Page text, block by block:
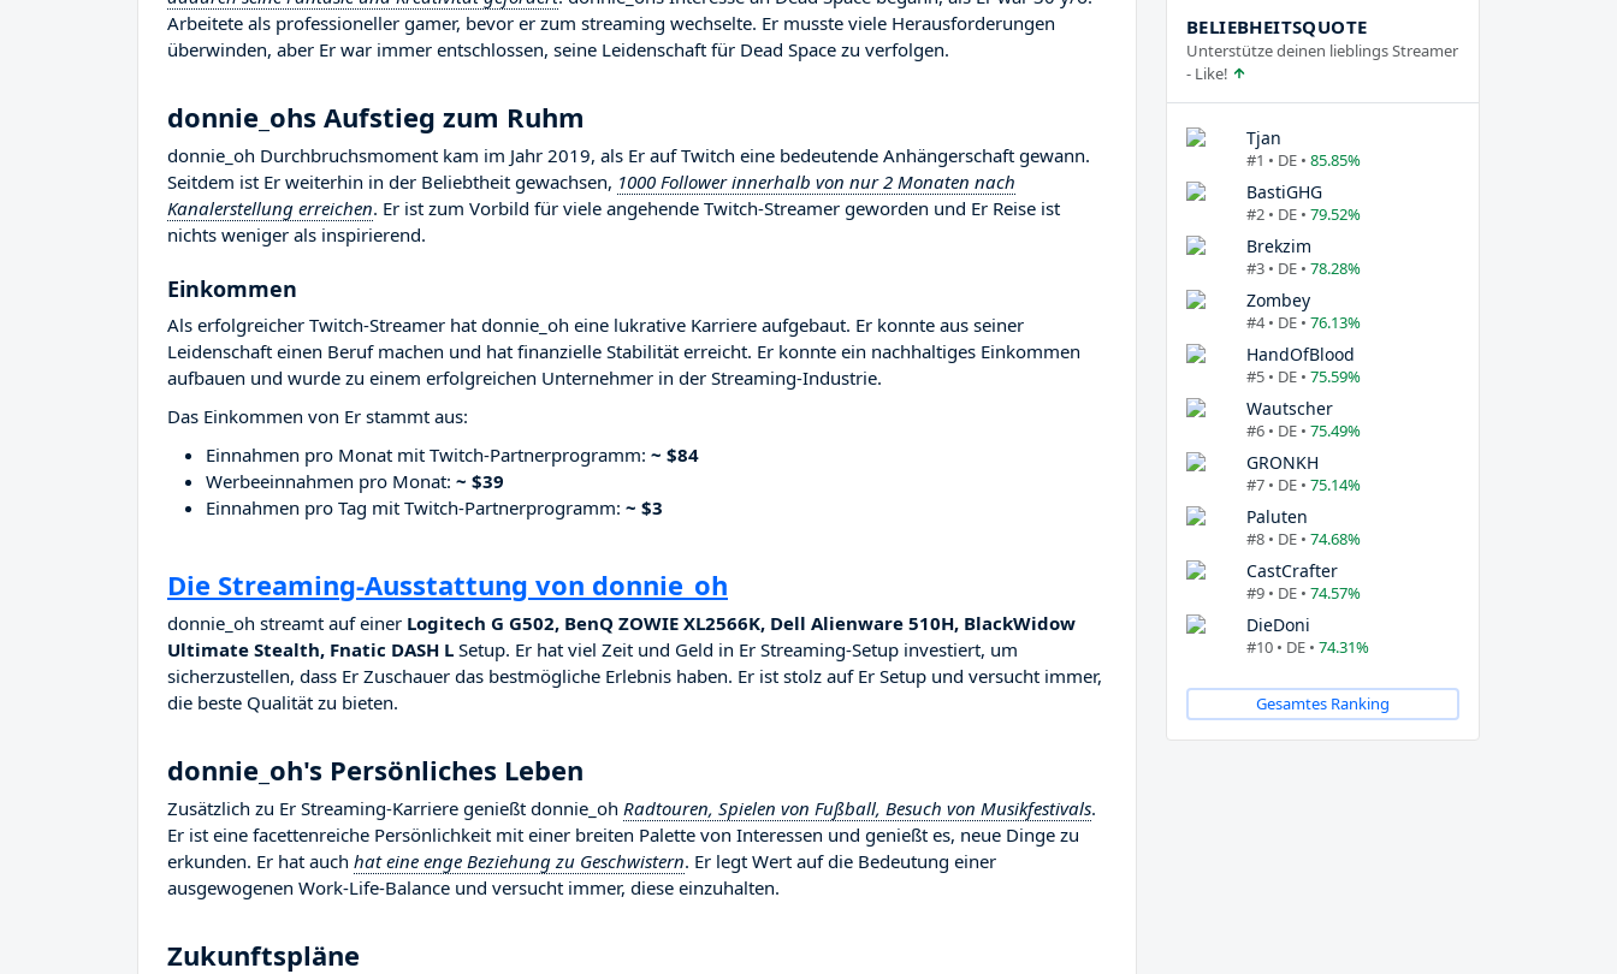
Arbeitete als professioneller gamer, bevor er zum streaming wechselte. Er musste viele Herausforderungen
überwinden, aber Er war immer entschlossen, seine Leidenschaft für Dead Space zu verfolgen.
donnie_ohs Aufstieg zum Ruhm
donnie_oh Durchbruchsmoment kam im Jahr 2019, als Er auf Twitch eine bedeutende Anhängerschaft gewann.
Seitdem ist Er weiterhin in der Beliebtheit gewachsen, 1000 Follower innerhalb von nur 2 Monaten nach
Kanalerstellung erreichen. Er ist zum Vorbild für viele angehende Twitch-Streamer geworden und Er Reise ist
nichts weniger als inspirierend.
Einkommen
Als erfolgreicher Twitch-Streamer hat donnie_oh eine lukrative Karriere aufgebaut. Er konnte aus seiner
Leidenschaft einen Beruf machen und hat finanzielle Stabilität erreicht. Er konnte ein nachhaltiges Einkommen
aufbauen und wurde zu einem erfolgreichen Unternehmer in der Streaming-Industrie.
Das Einkommen von Er stammt aus:
Einnahmen pro Monat mit Twitch-Partnerprogramm: ~ $84
Werbeeinnahmen pro Monat: ~ $39
Einnahmen pro Tag mit Twitch-Partnerprogramm: ~ $3
Die Streaming-Ausstattung von donnie_oh
donnie_oh streamt auf einer Logitech G G502, BenQ ZOWIE XL2566K, Dell Alienware 510H, BlackWidow
Ultimate Stealth, Fnatic DASH L Setup. Er hat viel Zeit und Geld in Er Streaming-Setup investiert, um
sicherzustellen, dass Er Zuschauer das bestmögliche Erlebnis haben. Er ist stolz auf Er Setup und versucht immer,
die beste Qualität zu bieten.
donnie_oh's Persönliches Leben
Zusätzlich zu Er Streaming-Karriere genießt donnie_oh Radtouren, Spielen von Fußball, Besuch von Musikfestivals.
Er ist eine facettenreiche Persönlichkeit mit einer breiten Palette von Interessen und genießt es, neue Dinge zu
erkunden. Er hat auch hat eine enge Beziehung zu Geschwistern. Er legt Wert auf die Bedeutung einer
ausgewogenen Work-Life-Balance und versucht immer, diese einzuhalten.
Zukunftspläne
BELIEBHEITSQUOTE
Unterstütze deinen lieblings Streamer
- Like!
Tjan
#1 • DE • 85.85%
BastiGHG
#2 • DE • 79.52%
Brekzim
#3 • DE • 78.28%
Zombey
#4 • DE • 76.13%
HandOfBlood
#5 • DE • 75.59%
Wautscher
#6 • DE • 75.49%
GRONKH
#7 • DE • 75.14%
Paluten
#8 • DE • 74.68%
CastCrafter
#9 • DE • 74.57%
DieDoni
#10 • DE • 74.31%
Gesamtes Ranking